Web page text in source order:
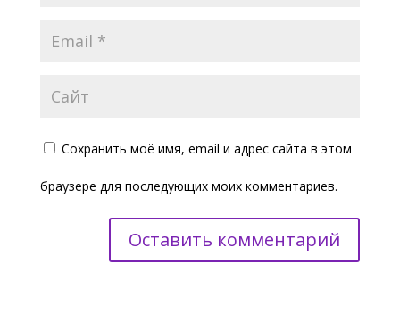
Сохранить моё имя, email и адрес сайта в этом
браузере для последующих моих комментариев.